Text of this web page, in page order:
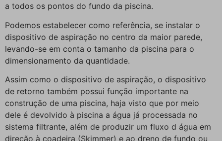
a todos os pontos do fundo da piscina.
Podemos estabelecer como referência, se instalar o
dispositivo de aspiração no centro da maior parede,
levando-se em conta o tamanho da piscina para o
dimensionamento da quantidade.
Assim como o dispositivo de aspiração, o dispositivo
de retorno também possui função importante na
construção de uma piscina, haja visto que por meio
dele é devolvido à piscina a água já processada no
sistema filtrante, além de produzir um fluxo d água em
direção à coadeira (Skimmer) e ao dreno de fundo ou